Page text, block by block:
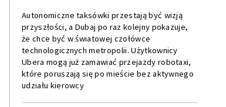
Autonomiczne taksówki przestają być wizją
przyszłości, a Dubaj po raz kolejny pokazuje,
że chce być w światowej czołówce
technologicznych metropolii. Użytkownicy
Ubera mogą już zamawiać przejazdy robotaxi,
które poruszają się po mieście bez aktywnego
udziału kierowcy